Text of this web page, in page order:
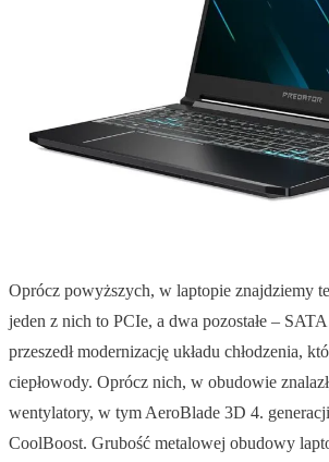
Oprócz powyższych, w laptopie znajdziemy
jeden z nich to PCIe, a dwa pozostałe –
przeszedł modernizację układu chłodzenia,
ciepłowody. Oprócz nich, w obudowie
wentylatory, w tym AeroBlade 3D 4.
CoolBoost. Grubość metalowej obudowy